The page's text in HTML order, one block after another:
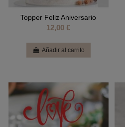
Topper Feliz Aniversario
12,00 €
Añadir al carrito